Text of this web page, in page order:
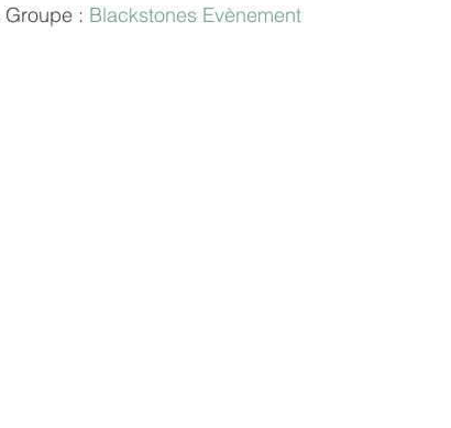
Groupe : Blackstones Evènement